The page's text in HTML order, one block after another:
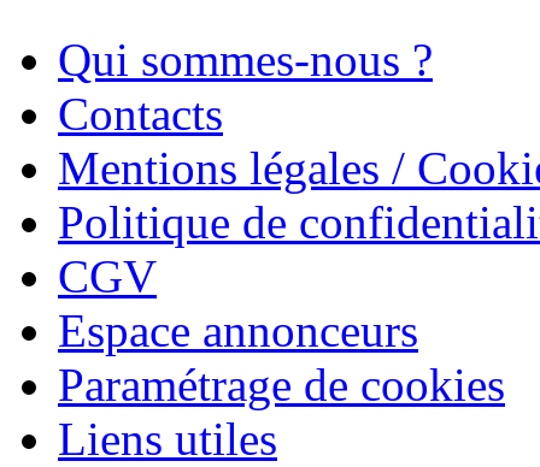
Qui sommes-nous ?
Contacts
Mentions légales /
Politique de
CGV
Espace annonceurs
Paramétrage de cookies
Liens utiles